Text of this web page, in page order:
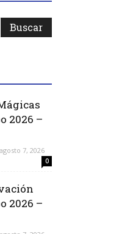
2026 –
agosto 7, 2026
0
2026 –